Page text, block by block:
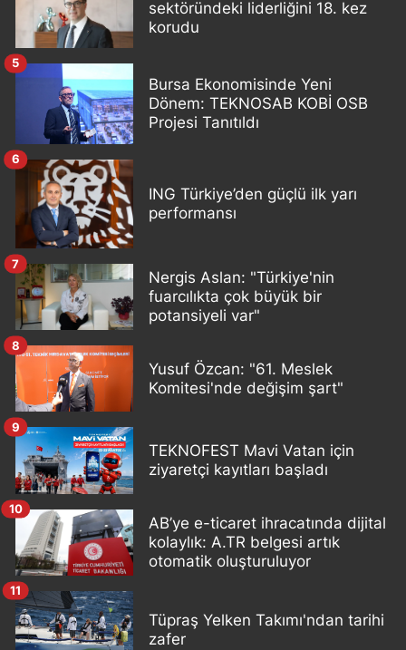
sektöründeki liderliğini 18. kez
korudu
Bursa Ekonomisinde Yeni
Dönem: TEKNOSAB KOBİ OSB
Projesi Tanıtıldı
5
ING Türkiye’den güçlü ilk yarı
performansı
6
Nergis Aslan: "Türkiye'nin
fuarcılıkta çok büyük bir
potansiyeli var"
7
Yusuf Özcan: "61. Meslek
Komitesi'nde değişim şart"
8
TEKNOFEST Mavi Vatan için
ziyaretçi kayıtları başladı
9
AB’ye e-ticaret ihracatında dijital
kolaylık: A.TR belgesi artık
otomatik oluşturuluyor
10
Tüpraş Yelken Takımı'ndan tarihi
zafer
11